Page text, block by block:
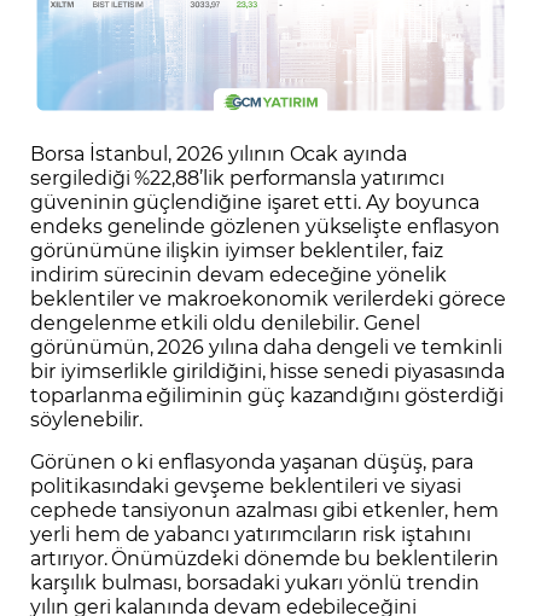
Borsa İstanbul, 2026 yılının Ocak ayında
sergilediği %22,88’lik performansla yatırımcı
güveninin güçlendiğine işaret etti. Ay boyunca
endeks genelinde gözlenen yükselişte enflasyon
görünümüne ilişkin iyimser beklentiler, faiz
indirim sürecinin devam edeceğine yönelik
beklentiler ve makroekonomik verilerdeki görece
dengelenme etkili oldu denilebilir. Genel
görünümün, 2026 yılına daha dengeli ve temkinli
bir iyimserlikle girildiğini, hisse senedi piyasasında
toparlanma eğiliminin güç kazandığını gösterdiği
söylenebilir.
Görünen o ki enflasyonda yaşanan düşüş, para
politikasındaki gevşeme beklentileri ve siyasi
cephede tansiyonun azalması gibi etkenler, hem
yerli hem de yabancı yatırımcıların risk iştahını
artırıyor. Önümüzdeki dönemde bu beklentilerin
karşılık bulması, borsadaki yukarı yönlü trendin
yılın geri kalanında devam edebileceğini